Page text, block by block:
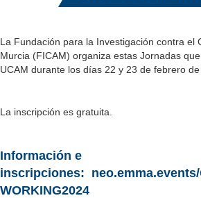
La Fundación para la Investigación contra el
Murcia (FICAM) organiza estas Jornadas
UCAM durante los días 22 y 23 de febrero de
La inscripción es gratuita.
Información e
inscripciones:
WORKING2024